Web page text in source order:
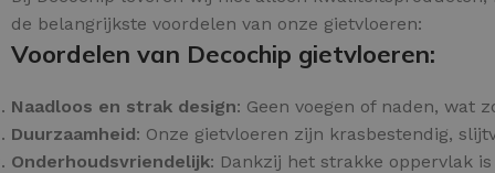
de belangrijkste voordelen van onze gietvloeren:
Voordelen van Decochip gietvloeren:
Naadloos en strak design: Geen voegen of naden, wat
Duurzaamheid: Onze gietvloeren zijn krasbestendig,
Onderhoudsvriendelijk: Dankzij het strakke oppervlak